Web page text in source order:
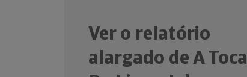
Ver o relatório
alargado de A Toca